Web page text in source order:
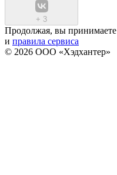
+ 3
Продолжая, вы принимаете
и правила сервиса
© 2026 ООО «Хэдхантер»